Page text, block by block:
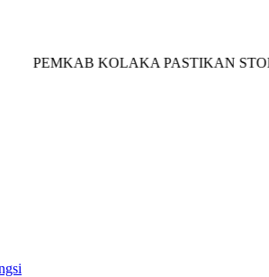
KOLAKA PASTIKAN STOK BBM